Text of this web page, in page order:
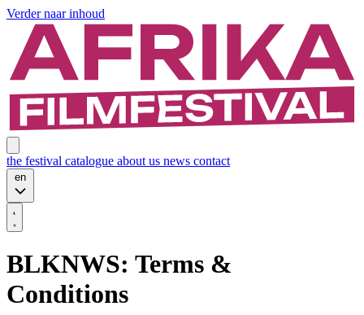
Verder naar inhoud
the festival catalogue about us news contact
en
BLKNWS: Terms &
Conditions